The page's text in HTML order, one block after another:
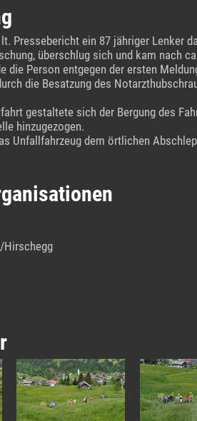
Pressebericht ein 87 jähriger Lenker
überschlug sich und kam nach
die Person entgegen der ersten
die Besatzung des
gestaltete sich der Bergung des
hinzugezogen.
Unfallfahrzeug dem örtlichen
Hirschegg